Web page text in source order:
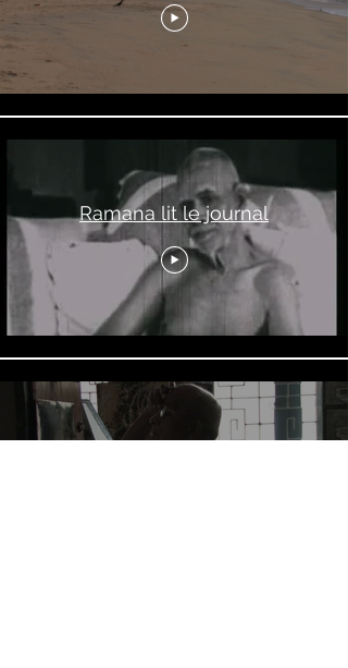
Ramana lit le journal